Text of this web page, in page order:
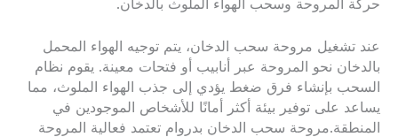
حركة المروحة وسحب الهواء الملوث بالدخان.
عند تشغيل مروحة سحب الدخان، يتم توجيه الهواء المحمل
بالدخان نحو المروحة عبر أنابيب أو فتحات معينة. يقوم نظام
السحب بإنشاء فرق ضغط يؤدي إلى جذب الهواء الملوث، مما
يساعد على توفير بيئة أكثر أمانًا للأشخاص الموجودين في
المنطقة.مروحة سحب الدخان بدروام تعتمد فعالية المروحة